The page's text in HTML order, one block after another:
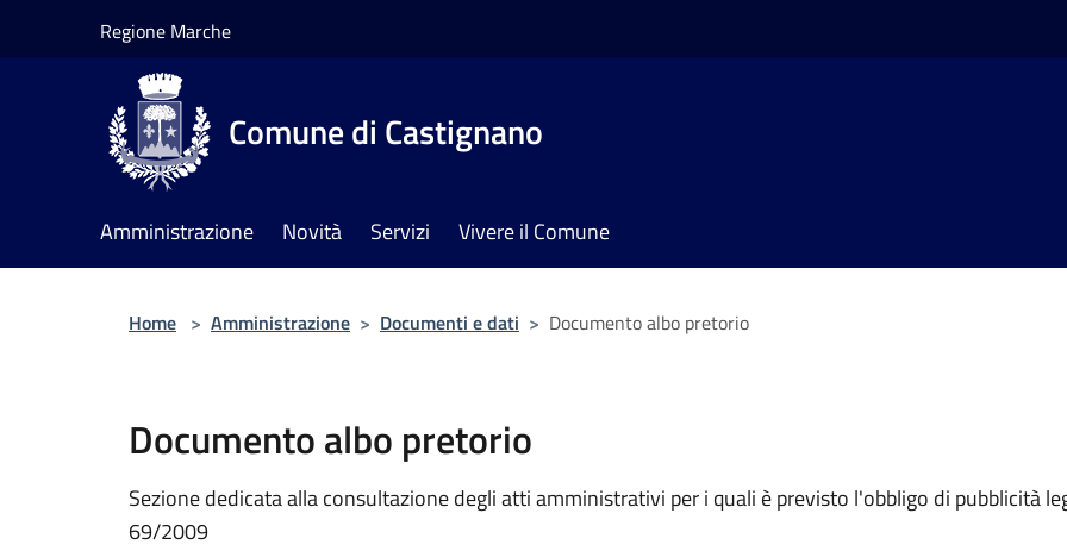
Regione Marche
Comune di Castignano
Amministrazione Novità Servizi Vivere il Comune
Home > Amministrazione > Documenti e dati > Documento albo pretorio
Documento albo pretorio
Sezione dedicata alla consultazione degli atti amministrativi per i quali è previsto l'obbligo di pubblicità
69/2009